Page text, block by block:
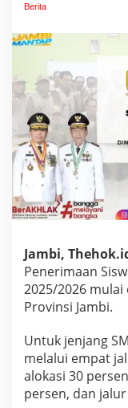
d
l
e
k
s
a
n
n
S
P
M
B
Berita
Jambi,
Penerimaan
2025/2026
Provinsi Jambi.
Untuk jenjang
melalui empat
alokasi 30
persen, dan